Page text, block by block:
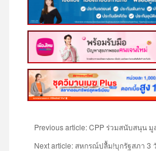
Previous article: CPP ร่วมสนับสนุน
Next article: สหกรณ์ปลื้ม!บุกรัฐสภา